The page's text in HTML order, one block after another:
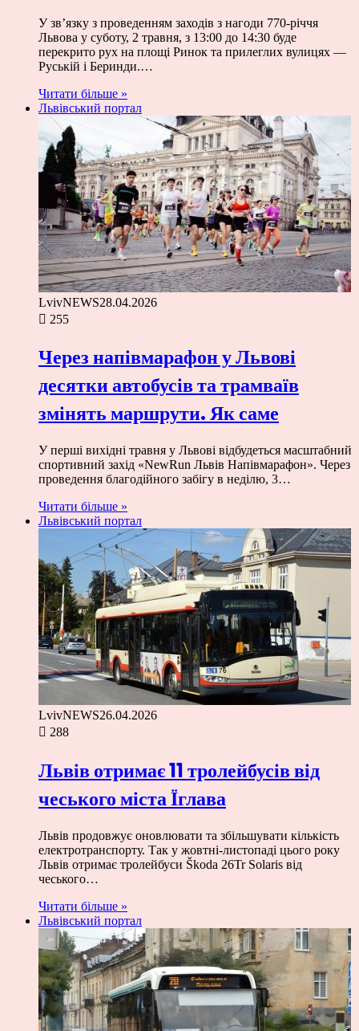
У зв’язку з проведенням заходів з нагоди 770-річчя
Львова у суботу, 2 травня, з 13:00 до 14:30 буде
перекрито рух на площі Ринок та прилеглих вулицях —
Руській і Беринди.…
Читати більше »
Львівський портал
LvivNEWS28.04.2026
255
Через напівмарафон у Львові
десятки автобусів та трамваїв
змінять маршрути. Як саме
У перші вихідні травня у Львові відбудеться масштабний
спортивний захід «NewRun Львів Напівмарафон». Через
проведення благодійного забігу в неділю, 3…
Читати більше »
Львівський портал
LvivNEWS26.04.2026
288
Львів отримає 11 тролейбусів від
чеського міста Їглава
Львів продовжує оновлювати та збільшувати кількість
електротранспорту. Так у жовтні-листопаді цього року
Львів отримає тролейбуси Škoda 26Tr Solaris від
чеського…
Читати більше »
Львівський портал